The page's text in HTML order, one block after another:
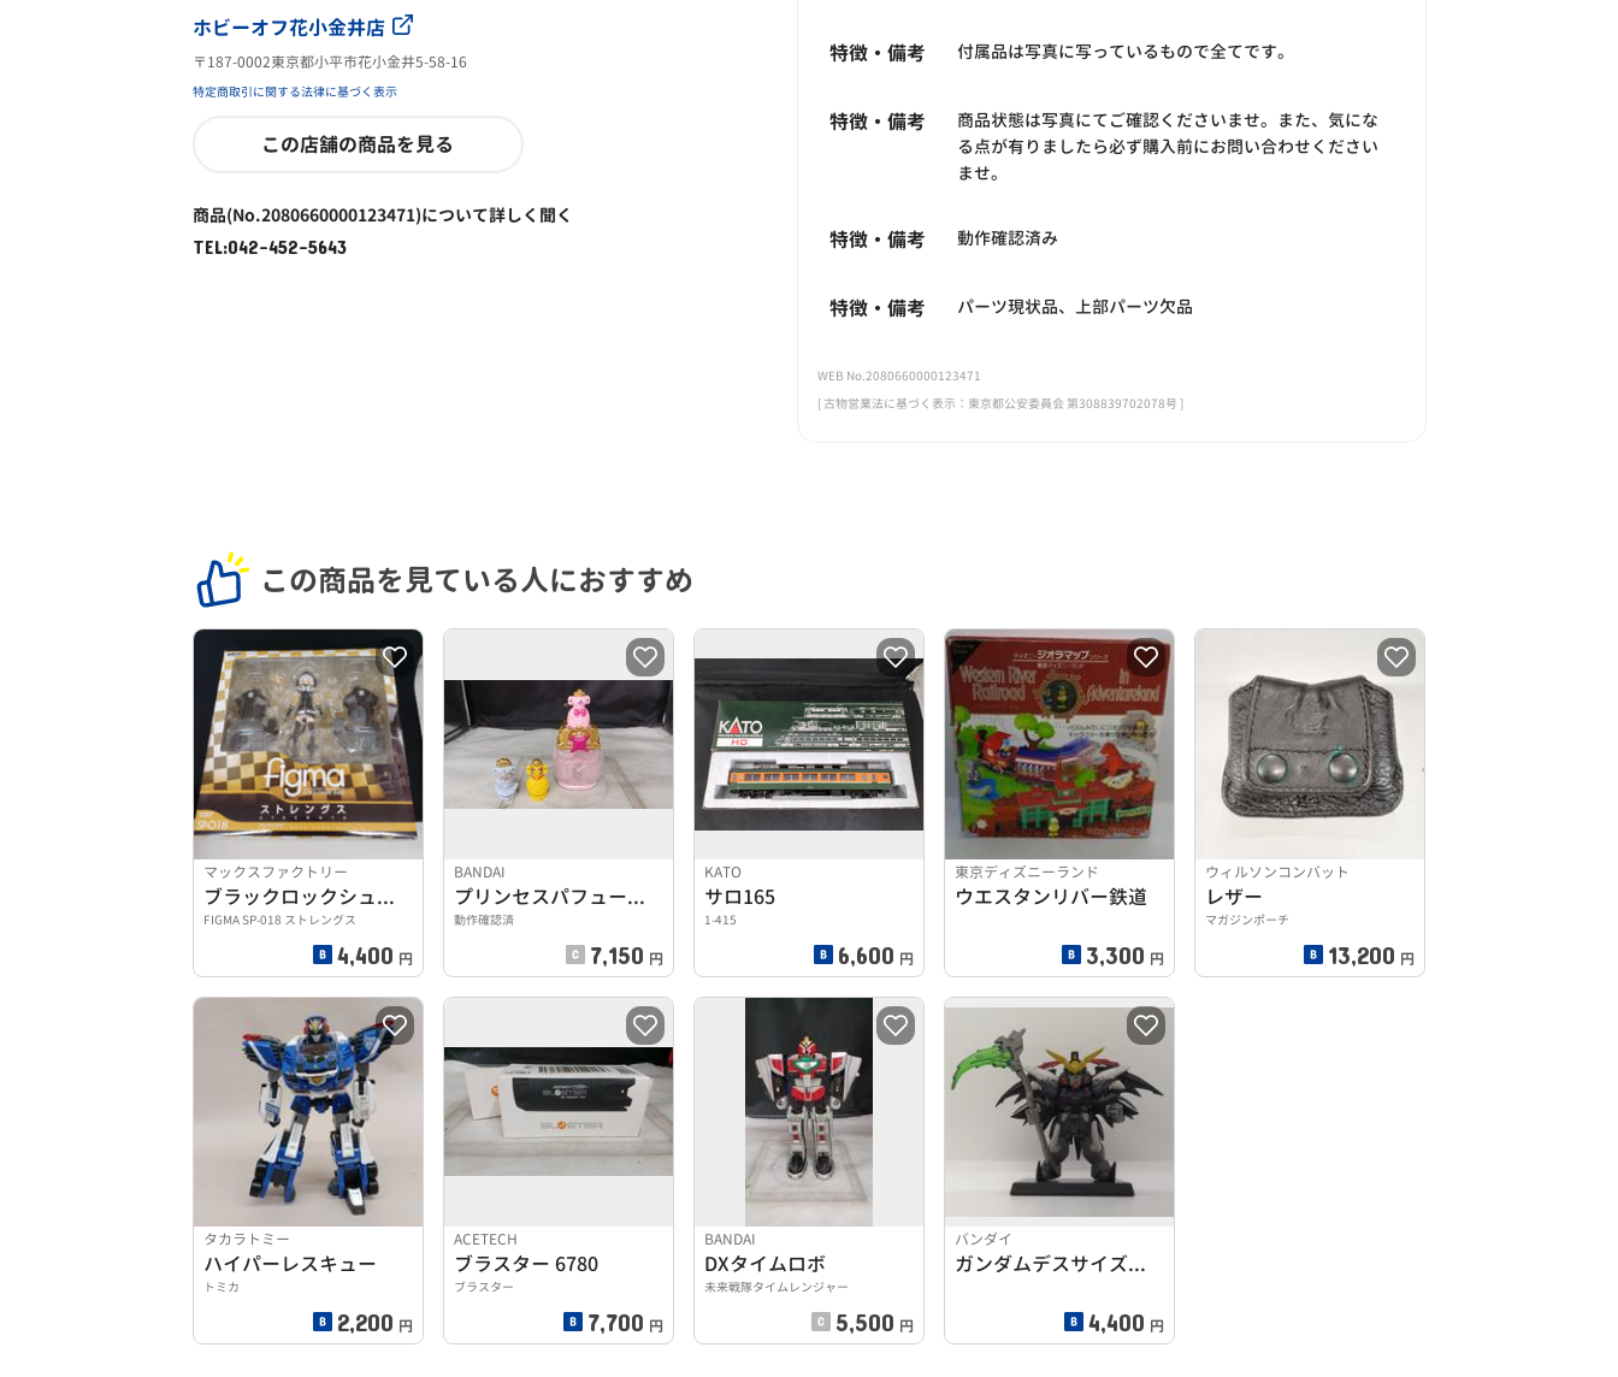
ホビーオフ花小金井店
〒187-0002東京都小平市花小金井5-58-16
特定商取引に関する法律に基づく表示
この店舗の商品を見る
商品(No.2080660000123471)について詳しく聞く
TEL:042-452-5643
特徴・備考 付属品は写真に写っているもので全てです。
特徴・備考
商品状態は写真にてご確認くださいませ。また、気にな
る点が有りましたら必ず購入前にお問い合わせください
ませ。
特徴・備考 動作確認済み
特徴・備考 パーツ現状品、上部パーツ欠品
WEB No.2080660000123471
[ 古物営業法に基づく表示：東京都公安委員会 第308839702078号 ]
この商品を見ている人におすすめ
マックスファクトリー
ブラックロックシューター
FIGMA SP-018 ストレングス
4,400 円
BANDAI
プリンセスパフュームセット
動作確認済
7,150 円
KATO
サロ165
1-415
6,600 円
東京ディズニーランド
ウエスタンリバー鉄道
3,300 円
ウィルソンコンバット
レザー
マガジンポーチ
13,200 円
タカラトミー
ハイパーレスキュー
トミカ
2,200 円
ACETECH
ブラスター 6780
ブラスター
7,700 円
BANDAI
DXタイムロボ
未来戦隊タイムレンジャー
5,500 円
バンダイ
ガンダムデスサイズヘル(EW版)
4,400 円